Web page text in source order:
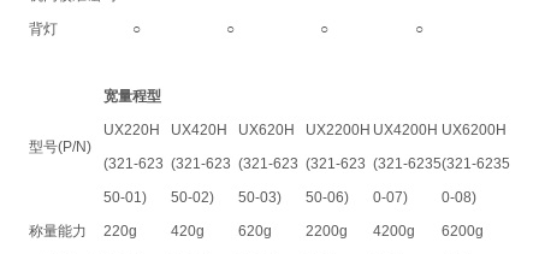
背灯
○ ○ ○ ○
型号(P/N)
宽量程型
UX220H
UX420H UX620H UX2200H UX4200H UX6200H
(321-623
50-01)
(321-623
50-02)
(321-623
50-03)
(321-623
50-06)
(321-6235
0-07)
(321-6235
0-08)
称量能力
220g 420g 620g 2200g 4200g
6200g